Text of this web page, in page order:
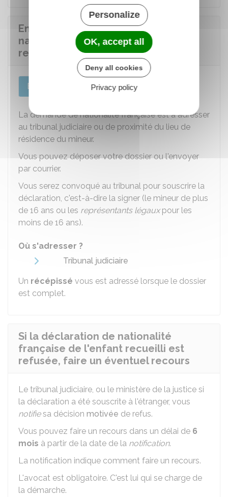
Envoyer ou déposer la demande de
nationalité française de l'enfant
recueilli
En France À l'étranger
La demande de nationalité française est à adresser
au tribunal judiciaire ou de proximité du lieu de
résidence du mineur.
Vous pouvez déposer votre dossier ou l'envoyer
par courrier.
Vous serez convoqué au tribunal pour souscrire la
déclaration, c'est-à-dire la signer (le mineur de plus
de 16 ans ou les représentants légauxpour les
moins de 16 ans).
Où s'adresser ?
Tribunal judiciaire
Un récépissé vous est adressé lorsque le dossier
est complet.
Si la déclaration de nationalité
française de l'enfant recueilli est
refusée, faire un éventuel recours
Le tribunal judiciaire, ou le ministère de la justice si
la déclaration a été souscrite à l'étranger, vous
notifiesa décision motivée de refus.
Vous pouvez faire un recours dans un délai de 6
mois à partir de la date de la notification.
La notification indique comment faire un recours.
L'avocat est obligatoire. C'est lui qui se charge de
la démarche.
Personalize
OK, accept all
Deny all cookies
Privacy policy